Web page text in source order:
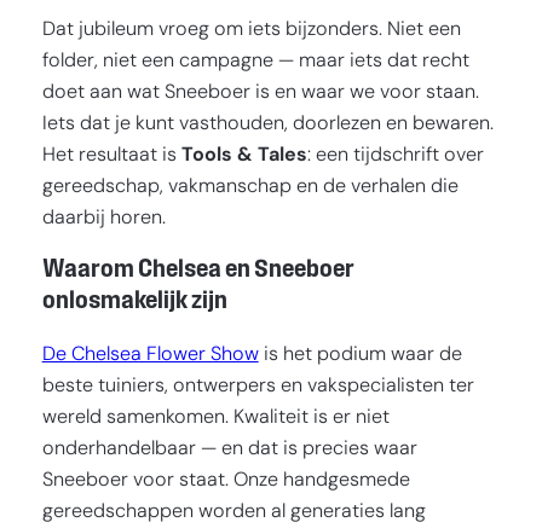
Dat jubileum vroeg om iets bijzonders. Niet een
folder, niet een campagne — maar iets dat recht
doet aan wat Sneeboer is en waar we voor staan.
Iets dat je kunt vasthouden, doorlezen en bewaren.
Het resultaat is Tools & Tales: een tijdschrift over
gereedschap, vakmanschap en de verhalen die
daarbij horen.
Waarom Chelsea en Sneeboer
onlosmakelijk zijn
De Chelsea Flower Showis het podium waar de
beste tuiniers, ontwerpers en vakspecialisten ter
wereld samenkomen. Kwaliteit is er niet
onderhandelbaar — en dat is precies waar
Sneeboer voor staat. Onze handgesmede
gereedschappen worden al generaties lang